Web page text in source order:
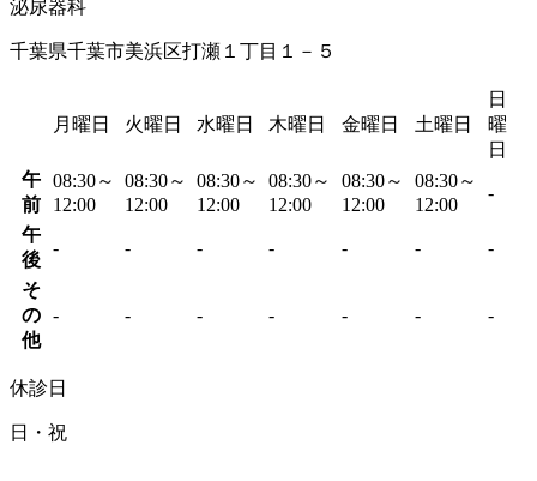
泌尿器科
千葉県千葉市美浜区打瀬１丁目１－５
月曜日 火曜日 水曜日 木曜日 金曜日 土曜日
日
曜
日
午
前
08:30～
12:00
08:30～
12:00
08:30～
12:00
08:30～
12:00
08:30～
12:00
08:30～
12:00
-
午
後
- - - - - - -
そ
の
他
- - - - - - -
休診日
日・祝